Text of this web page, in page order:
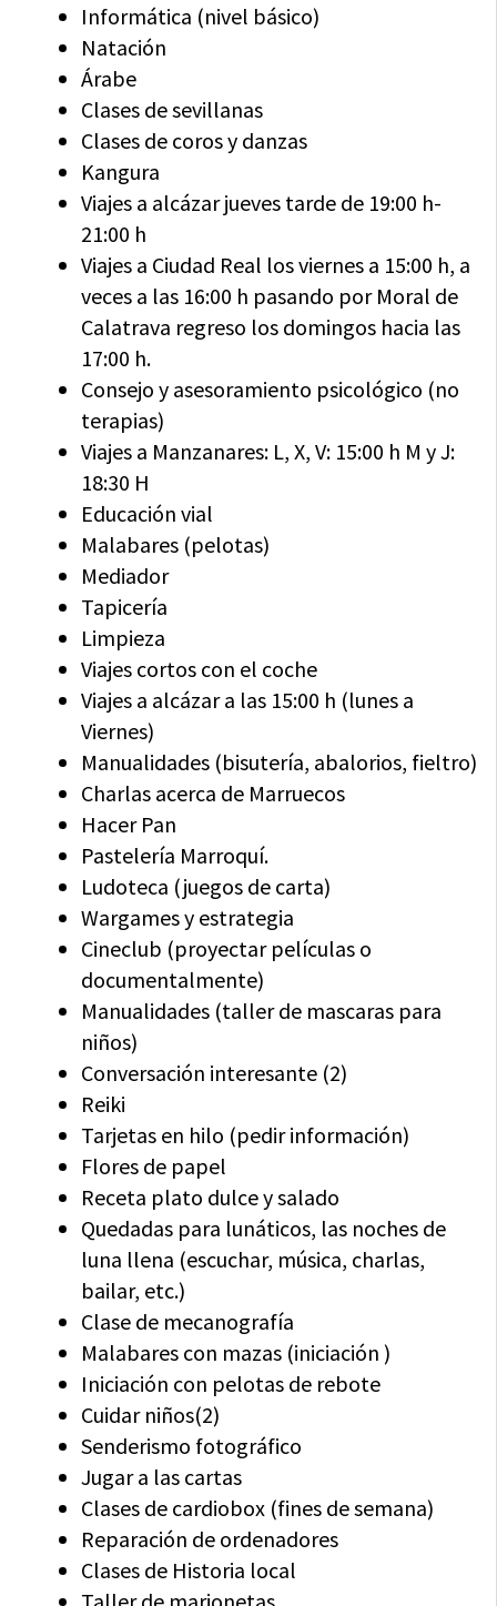
Informática (nivel básico)
Natación
Árabe
Clases de sevillanas
Clases de coros y danzas
Kangura
Viajes a alcázar jueves tarde de 19:00 h-
21:00 h
Viajes a Ciudad Real los viernes a 15:00 h, a
veces a las 16:00 h pasando por Moral de
Calatrava regreso los domingos hacia las
17:00 h.
Consejo y asesoramiento psicológico (no
terapias)
Viajes a Manzanares: L, X, V: 15:00 h M y J:
18:30 H
Educación vial
Malabares (pelotas)
Mediador
Tapicería
Limpieza
Viajes cortos con el coche
Viajes a alcázar a las 15:00 h (lunes a
Viernes)
Manualidades (bisutería, abalorios, fieltro)
Charlas acerca de Marruecos
Hacer Pan
Pastelería Marroquí.
Ludoteca (juegos de carta)
Wargames y estrategia
Cineclub (proyectar películas o
documentalmente)
Manualidades (taller de mascaras para
niños)
Conversación interesante (2)
Reiki
Tarjetas en hilo (pedir información)
Flores de papel
Receta plato dulce y salado
Quedadas para lunáticos, las noches de
luna llena (escuchar, música, charlas,
bailar, etc.)
Clase de mecanografía
Malabares con mazas (iniciación )
Iniciación con pelotas de rebote
Cuidar niños(2)
Senderismo fotográfico
Jugar a las cartas
Clases de cardiobox (fines de semana)
Reparación de ordenadores
Clases de Historia local